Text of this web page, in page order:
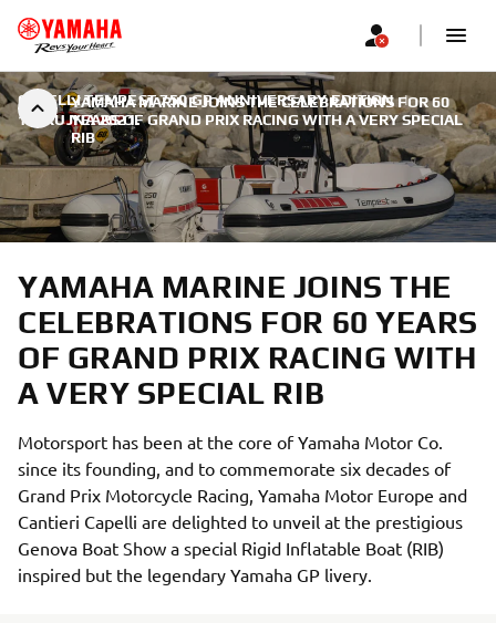
YAMAHA MARINE JOINS THE CELEBRATIONS FOR 60
YEARS OF GRAND PRIX RACING WITH A VERY SPECIAL
RIB
CAPELLI TEMPEST 750 GP ANNIVERSARY EDITION |
15. RUJNA 2021.
YAMAHA MARINE JOINS THE
CELEBRATIONS FOR 60 YEARS
OF GRAND PRIX RACING WITH
A VERY SPECIAL RIB
Motorsport has been at the core of Yamaha Motor Co.
since its founding, and to commemorate six decades of
Grand Prix Motorcycle Racing, Yamaha Motor Europe and
Cantieri Capelli are delighted to unveil at the prestigious
Genova Boat Show a special Rigid Inflatable Boat (RIB)
inspired but the legendary Yamaha GP livery.